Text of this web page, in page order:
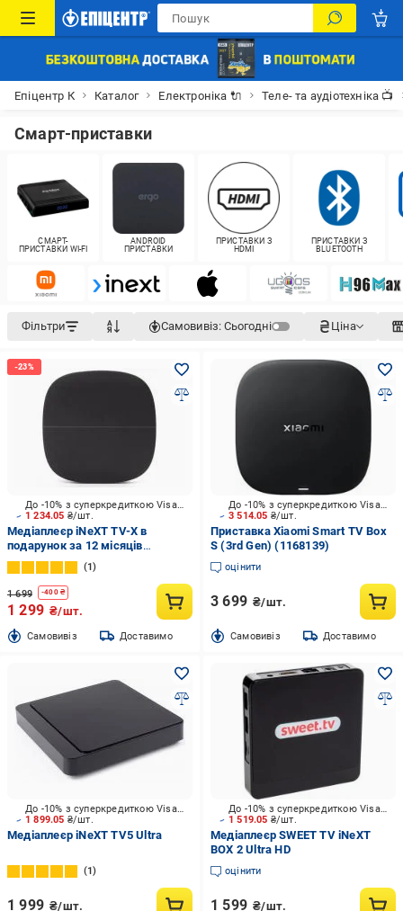
Епіцентр К Каталог Електроніка 🔌 Теле- та аудіотехніка 📺
Смарт-приставки
СМАРТ-
ПРИСТАВКИ WI-FI
ANDROID
ПРИСТАВКИ
ПРИСТАВКИ З
HDMI
ПРИСТАВКИ З
BLUETOOTH
Фільтри Самовивіз: Сьогодні Ціна
1 234.05 ₴/шт.
До -10% з суперкредиткою Visa Вигода
Медіаплеєр iNeXT TV-X в
подарунок за 12 місяців
Київстар ТВ "Преміум HD"
1
1 699 -400₴
1 299 ₴/шт.
Cамовивіз Доставимо
3 514.05 ₴/шт.
До -10% з суперкредиткою Visa Вигода
Приставка Xiaomi Smart TV Box
S (3rd Gen) (1168139)
оцінити
3 699 ₴/шт.
Cамовивіз Доставимо
1 899.05 ₴/шт.
До -10% з суперкредиткою Visa Вигода
Медіаплеєр iNeXT TV5 Ultra
1
1 999 ₴/шт.
1 519.05 ₴/шт.
До -10% з суперкредиткою Visa Вигода
Медіаплеєр SWEET TV iNeXT
BOX 2 Ultra HD
оцінити
1 599 ₴/шт.